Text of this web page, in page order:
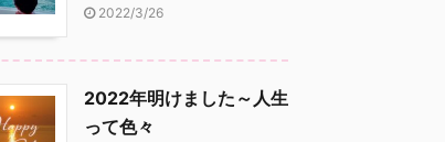
2022/3/26
2022年明けました～人生
って色々